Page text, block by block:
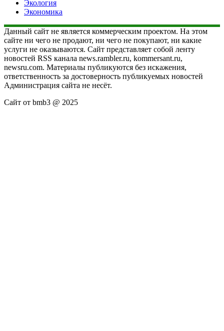
Экология
Экономика
Данный сайт не является коммерческим проектом. На этом
сайте ни чего не продают, ни чего не покупают, ни какие
услуги не оказываются. Сайт представляет собой ленту
новостей RSS канала news.rambler.ru, kommersant.ru,
newsru.com. Материалы публикуются без искажения,
ответственность за достоверность публикуемых новостей
Администрация сайта не несёт.
Сайт от bmb3 @ 2025